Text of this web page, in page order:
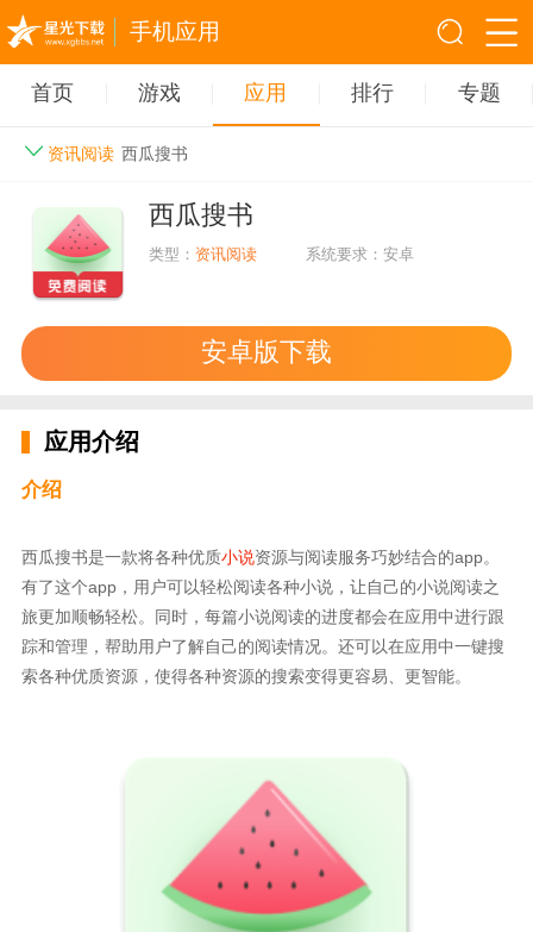
手机应用
首页 游戏 应用 排行 专题
资讯阅读 西瓜搜书
西瓜搜书
类型： 资讯阅读 系统要求：安卓
安卓版下载
应用介绍
介绍
西瓜搜书是一款将各种优质小说资源与阅读服务巧妙结合的app。
有了这个app，用户可以轻松阅读各种小说，让自己的小说阅读之
旅更加顺畅轻松。同时，每篇小说阅读的进度都会在应用中进行跟
踪和管理，帮助用户了解自己的阅读情况。还可以在应用中一键搜
索各种优质资源，使得各种资源的搜索变得更容易、更智能。